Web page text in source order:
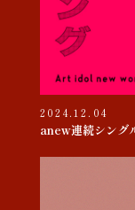
2024.12.04